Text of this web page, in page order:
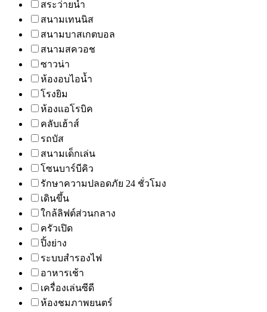
สระว่ายน้ำ
สนามเทนนิส
สนามบาสเกตบอล
สนามสควอช
ซาวน่า
ห้องอบไอน้ำ
โรงยิม
ห้องแอโรบิค
คลับเฮ้าส์
รถบัส
สนามเด็กเล่น
โซนบาร์บีคิว
รักษาความปลอดภัย 24 ชั่วโมง
เดินขึ้น
ใกล้ลิฟต์ส่วนกลาง
ครัวเปิด
ปิ้งย่าง
ระบบสำรองไฟ
อาหารเช้า
เครื่องเล่นซีดี
ห้องชมภาพยนตร์